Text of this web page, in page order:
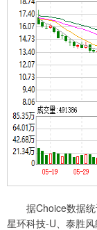
据Choice数据统
星环科技-U、泰胜风